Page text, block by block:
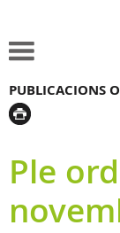
PUBLICACIONS
Ple